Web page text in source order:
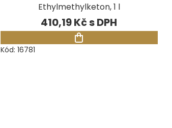
Ethylmethylketon, 1 l
410,19 Kč
Kód: 16781